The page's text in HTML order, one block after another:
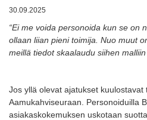
30.09.2025
“Ei me voida personoida kun se on
ollaan liian pieni toimija. Nuo muut
meillä tiedot skaalaudu siihen malliin
Jos yllä olevat ajatukset
Aamukahviseuraan. Personoiduilla
asiakaskokemuksen uskotaan